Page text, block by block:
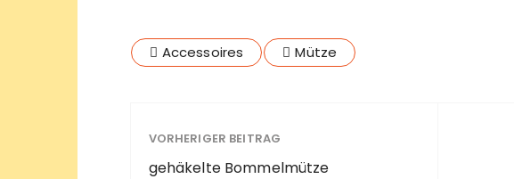
Accessoires Mütze
VORHERIGER BEITRAG
gehäkelte Bommelmütze